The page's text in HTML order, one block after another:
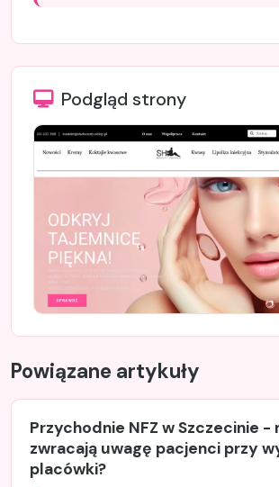
Podgląd strony
Powiązane artykuły
Przychodnie NFZ w Szczecinie -
zwracają uwagę pacjenci przy
placówki?